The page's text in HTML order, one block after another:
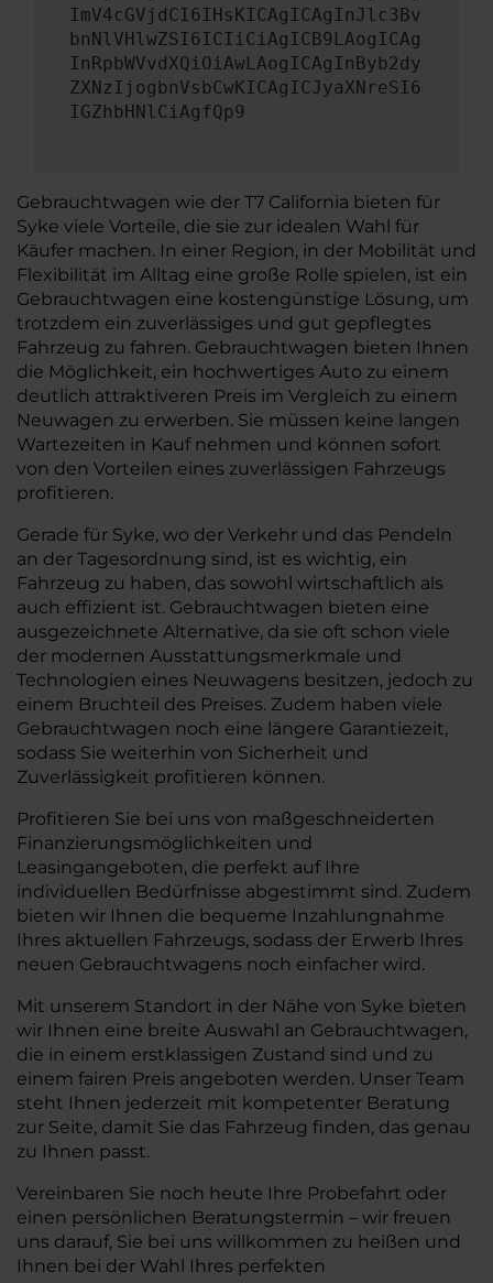
ImV4cGVjdCI6IHsKICAgICAgInJlc3Bv
bnNlVHlwZSI6ICIiCiAgICB9LAogICAg
InRpbWVvdXQiOiAwLAogICAgInByb2dy
ZXNzIjogbnVsbCwKICAgICJyaXNreSI6
IGZhbHNlCiAgfQp9
Gebrauchtwagen wie der T7 California bieten für
Syke viele Vorteile, die sie zur idealen Wahl für
Käufer machen. In einer Region, in der Mobilität und
Flexibilität im Alltag eine große Rolle spielen, ist ein
Gebrauchtwagen eine kostengünstige Lösung, um
trotzdem ein zuverlässiges und gut gepflegtes
Fahrzeug zu fahren. Gebrauchtwagen bieten Ihnen
die Möglichkeit, ein hochwertiges Auto zu einem
deutlich attraktiveren Preis im Vergleich zu einem
Neuwagen zu erwerben. Sie müssen keine langen
Wartezeiten in Kauf nehmen und können sofort
von den Vorteilen eines zuverlässigen Fahrzeugs
profitieren.
Gerade für Syke, wo der Verkehr und das Pendeln
an der Tagesordnung sind, ist es wichtig, ein
Fahrzeug zu haben, das sowohl wirtschaftlich als
auch effizient ist. Gebrauchtwagen bieten eine
ausgezeichnete Alternative, da sie oft schon viele
der modernen Ausstattungsmerkmale und
Technologien eines Neuwagens besitzen, jedoch zu
einem Bruchteil des Preises. Zudem haben viele
Gebrauchtwagen noch eine längere Garantiezeit,
sodass Sie weiterhin von Sicherheit und
Zuverlässigkeit profitieren können.
Profitieren Sie bei uns von maßgeschneiderten
Finanzierungsmöglichkeiten und
Leasingangeboten, die perfekt auf Ihre
individuellen Bedürfnisse abgestimmt sind. Zudem
bieten wir Ihnen die bequeme Inzahlungnahme
Ihres aktuellen Fahrzeugs, sodass der Erwerb Ihres
neuen Gebrauchtwagens noch einfacher wird.
Mit unserem Standort in der Nähe von Syke bieten
wir Ihnen eine breite Auswahl an Gebrauchtwagen,
die in einem erstklassigen Zustand sind und zu
einem fairen Preis angeboten werden. Unser Team
steht Ihnen jederzeit mit kompetenter Beratung
zur Seite, damit Sie das Fahrzeug finden, das genau
zu Ihnen passt.
Vereinbaren Sie noch heute Ihre Probefahrt oder
einen persönlichen Beratungstermin – wir freuen
uns darauf, Sie bei uns willkommen zu heißen und
Ihnen bei der Wahl Ihres perfekten